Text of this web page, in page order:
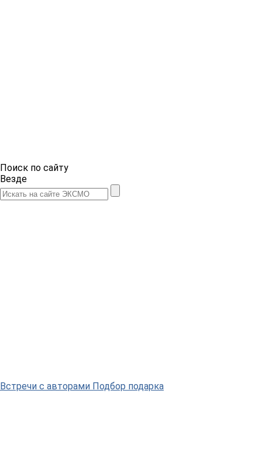
Поиск по сайту
Везде
Встречи с авторами Подбор подарка